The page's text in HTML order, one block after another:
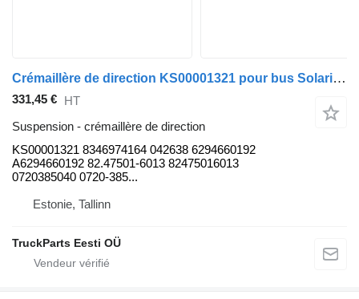
Crémaillère de direction KS00001321 pour bus Solaris Urbino, Alpino, Vacanza (1999)
331,45 € HT
Suspension - crémaillère de direction
KS00001321 8346974164 042638 6294660192
A6294660192 82.47501-6013 82475016013
0720385040 0720-385...
Estonie, Tallinn
TruckParts Eesti OÜ